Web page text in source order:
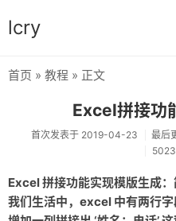
lcry
首页 » 教程 » 正文
Excel拼接功
首次发表于 2019-04-23 最后
Excel 拼接功能实现模版生成
我们生活中，excel 中有两行